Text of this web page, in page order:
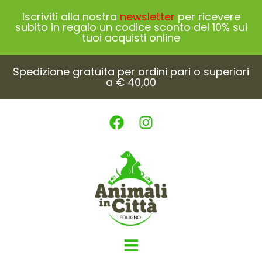
Iscriviti alla nostra newsletter per ricevere
subito in regalo un codice sconto del 10% sui
tuoi acquisti online
Spedizione gratuita per ordini pari o superiori
a € 40,00